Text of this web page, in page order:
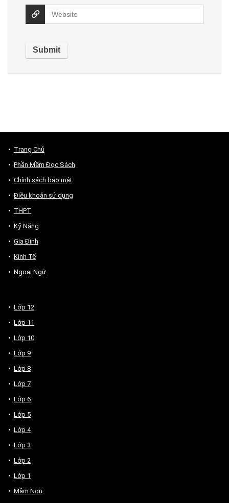
Trang Chủ
Phần Mềm Đọc Sách
Chính sách bảo mật
Điều khoản sử dụng
THPT
Kỹ Năng
Gia Đình
Kinh Tế
Ngoại Ngữ
Lớp 12
Lớp 11
Lớp 10
Lớp 9
Lớp 8
Lớp 7
Lớp 6
Lớp 5
Lớp 4
Lớp 3
Lớp 2
Lớp 1
Mầm Non